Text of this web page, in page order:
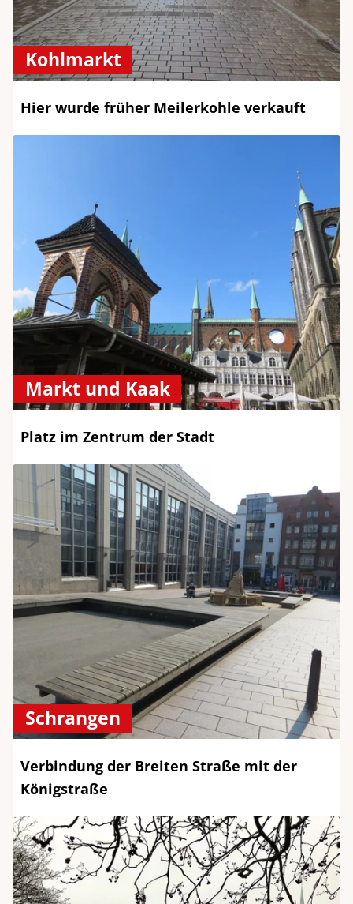
Kohlmarkt
Hier wurde früher Meilerkohle verkauft
Markt und Kaak
Platz im Zentrum der Stadt
Schrangen
Verbindung der Breiten Straße mit der
Königstraße